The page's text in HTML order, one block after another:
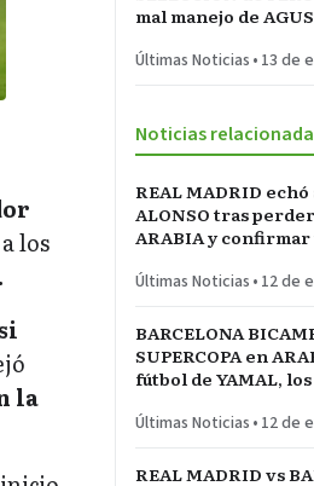
los
la
mal manejo de
FEDERACIÓN
Últimas Noticias • 13 de
Noticias
REAL MADRID echó
ALONSO tras
ARABIA y confirmar
referentes del
Últimas Noticias • 12 de
BARCELONA
SUPERCOPA en
fútbol de YAMAL,
GARCÍA
Últimas Noticias • 12 de
REAL MADRID vs